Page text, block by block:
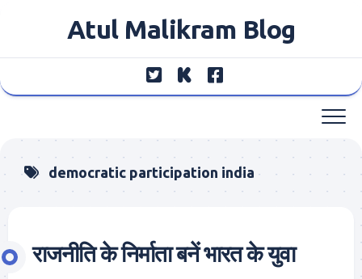
Atul Malikram Blog
democratic participation india
राजनीति के निर्माता बनें भारत के युवा